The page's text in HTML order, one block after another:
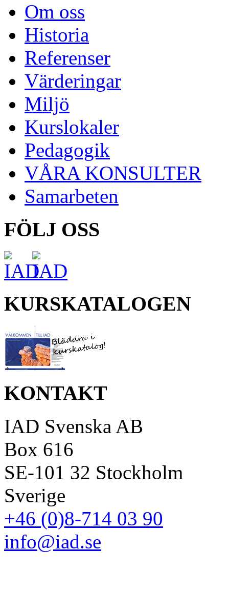
Om oss
Historia
Referenser
Värderingar
Miljö
Kurslokaler
Pedagogik
VÅRA KONSULTER
Samarbeten
FÖLJ OSS
KURSKATALOGEN
KONTAKT
IAD Svenska AB
Box 616
SE-101 32 Stockholm
Sverige
+46 (0)8-714 03 90
info@iad.se